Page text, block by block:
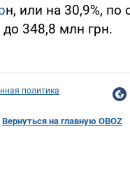
н, или на 30,9%, по
348,8 млн грн.
политика
Вернуться на главную OBOZ